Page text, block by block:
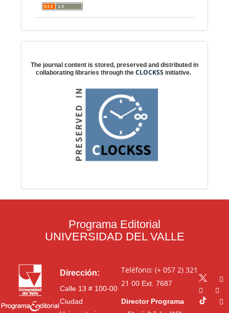
The journal content is stored, preserved and distributed in
collaborating libraries through the CLOCKSS initiative.
Programa Editorial
UNIVERSIDAD DEL VALLE
Dirección:
Calle 13 # 100-00
Ciudad
Teléfono: (+ 057 2) 321
21 00Ext. 7687
Director Programa